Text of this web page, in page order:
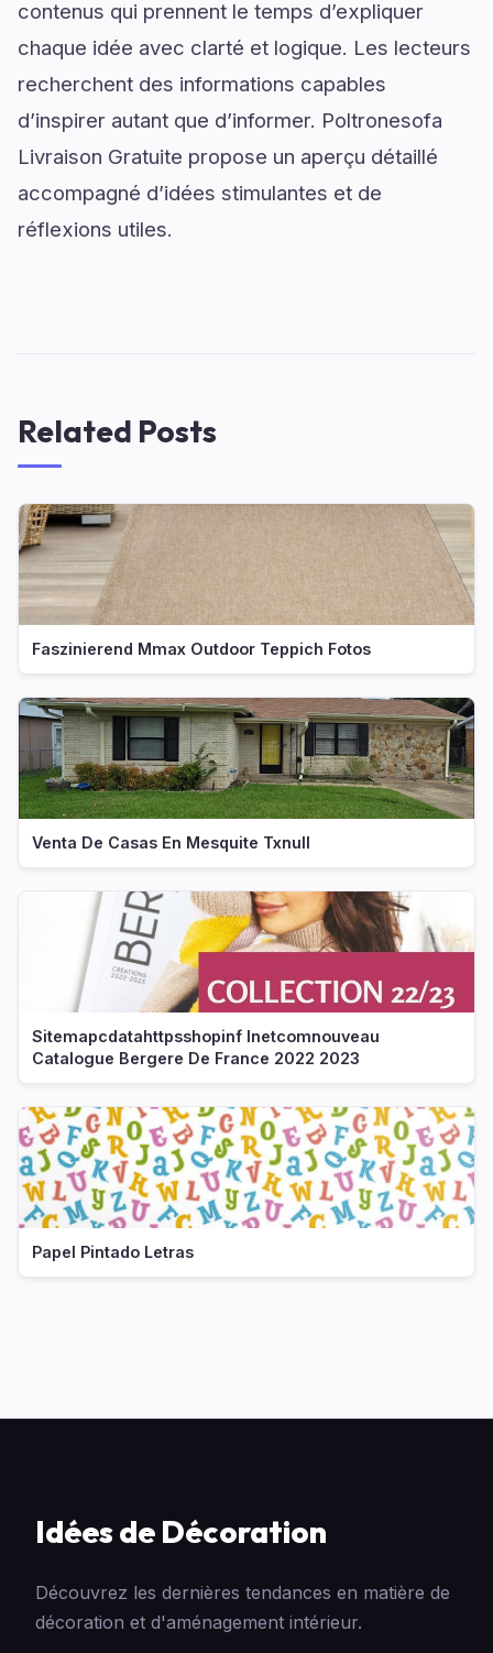
contenus qui prennent le temps d’expliquer
chaque idée avec clarté et logique. Les lecteurs
recherchent des informations capables
d’inspirer autant que d’informer. Poltronesofa
Livraison Gratuite propose un aperçu détaillé
accompagné d’idées stimulantes et de
réflexions utiles.
Related Posts
Faszinierend Mmax Outdoor Teppich Fotos
Venta De Casas En Mesquite Txnull
Sitemapcdatahttpsshopinf Inetcomnouveau
Catalogue Bergere De France 2022 2023
Papel Pintado Letras
Idées de Décoration
Découvrez les dernières tendances en matière de
décoration et d'aménagement intérieur.